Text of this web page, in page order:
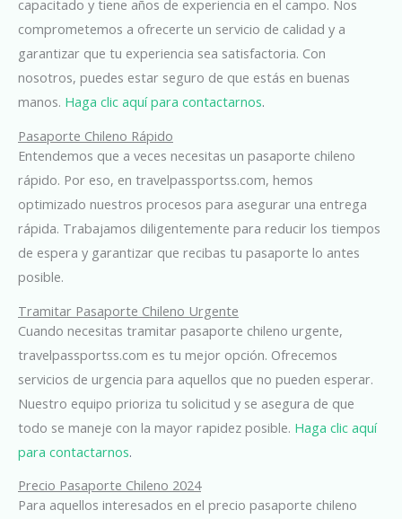
capacitado y tiene años de experiencia en el campo. Nos
comprometemos a ofrecerte un servicio de calidad y a
garantizar que tu experiencia sea satisfactoria. Con
nosotros, puedes estar seguro de que estás en buenas
manos. Haga clic aquí para contactarnos.
Pasaporte Chileno Rápido
Entendemos que a veces necesitas un pasaporte chileno
rápido. Por eso, en travelpassportss.com, hemos
optimizado nuestros procesos para asegurar una entrega
rápida. Trabajamos diligentemente para reducir los tiempos
de espera y garantizar que recibas tu pasaporte lo antes
posible.
Tramitar Pasaporte Chileno Urgente
Cuando necesitas tramitar pasaporte chileno urgente,
travelpassportss.com es tu mejor opción. Ofrecemos
servicios de urgencia para aquellos que no pueden esperar.
Nuestro equipo prioriza tu solicitud y se asegura de que
todo se maneje con la mayor rapidez posible. Haga clic aquí
para contactarnos.
Precio Pasaporte Chileno 2024
Para aquellos interesados en el precio pasaporte chileno